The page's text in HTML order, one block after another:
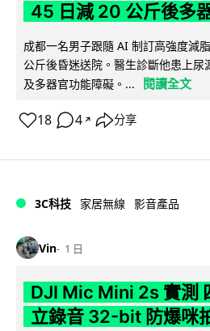
45 日減 20 公斤後多
成都一名男子跟隨 AI 制訂高強度減
公斤後昏迷送院。醫生診斷他患上
及多器官功能障礙。...
閱讀全文
18 4 ↗ 分享
3C科技 家居無線 影音產品
Vin 1 日
DJI Mic Mini 2s 實測
立錄音 32-bit 防爆咪